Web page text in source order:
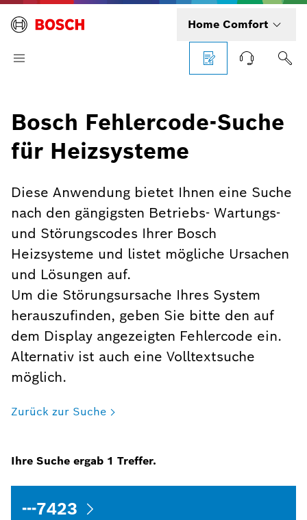
Home Comfort
Bosch Fehlercode-Suche
für Heizsysteme
Diese Anwendung bietet Ihnen eine Suche
nach den gängigsten Betriebs- Wartungs-
und Störungscodes Ihrer Bosch
Heizsysteme und listet mögliche Ursachen
und Lösungen auf.
Um die Störungsursache Ihres System
herauszufinden, geben Sie bitte den auf
dem Display angezeigten Fehlercode ein.
Alternativ ist auch eine Volltextsuche
möglich.
Zurück zur Suche
Ihre Suche ergab 1 Treffer.
---7423